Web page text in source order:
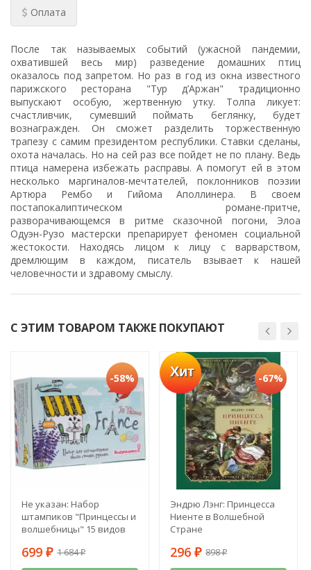
Оплата
После так называемых событий (ужасной пандемии,
охватившей весь мир) разведение домашних птиц
оказалось под запретом. Но раз в год из окна известного
парижского ресторана "Тур д’Аржан" традиционно
выпускают особую, жертвенную утку. Толпа ликует:
счастливчик, сумевший поймать беглянку, будет
вознагражден. Он сможет разделить торжественную
трапезу с самим президентом республики. Ставки сделаны,
охота началась. Но на сей раз все пойдет не по плану. Ведь
птица намерена избежать расправы. А помогут ей в этом
несколько маргиналов-мечтателей, поклонников поэзии
Артюра Рембо и Гийома Аполлинера. В своем
постапокалиптическом романе-притче,
разворачивающемся в ритме сказочной погони, Элоа
Одуэн-Рузо мастерски препарирует феномен социальной
жестокости. Находясь лицом к лицу с варварством,
дремлющим в каждом, писатель взывает к нашей
человечности и здравому смыслу.
С ЭТИМ ТОВАРОМ ТАКЖЕ ПОКУПАЮТ
-58%
Не указан: Набор
штампиков "Принцессы и
волшебницы" 15 видов
699 ₽ 1 684₽
Хит -67%
Эндрю Лэнг: Принцесса
Ниенте в Волшебной
Стране
296 ₽ 898₽